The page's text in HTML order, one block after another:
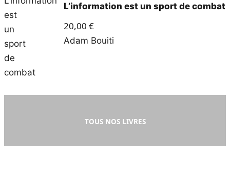
L’information est un sport de combat
20,00 €
Adam Bouiti
TOUS NOS LIVRES